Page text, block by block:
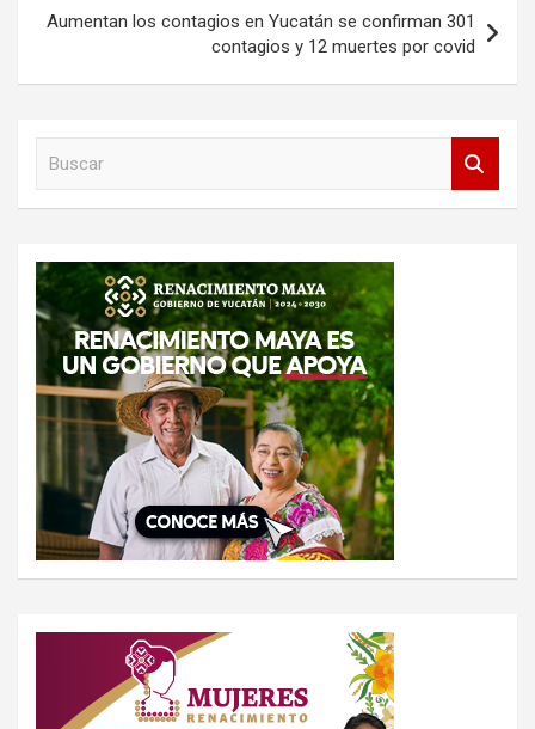
Aumentan los contagios en Yucatán se confirman 301
contagios y 12 muertes por covid
r